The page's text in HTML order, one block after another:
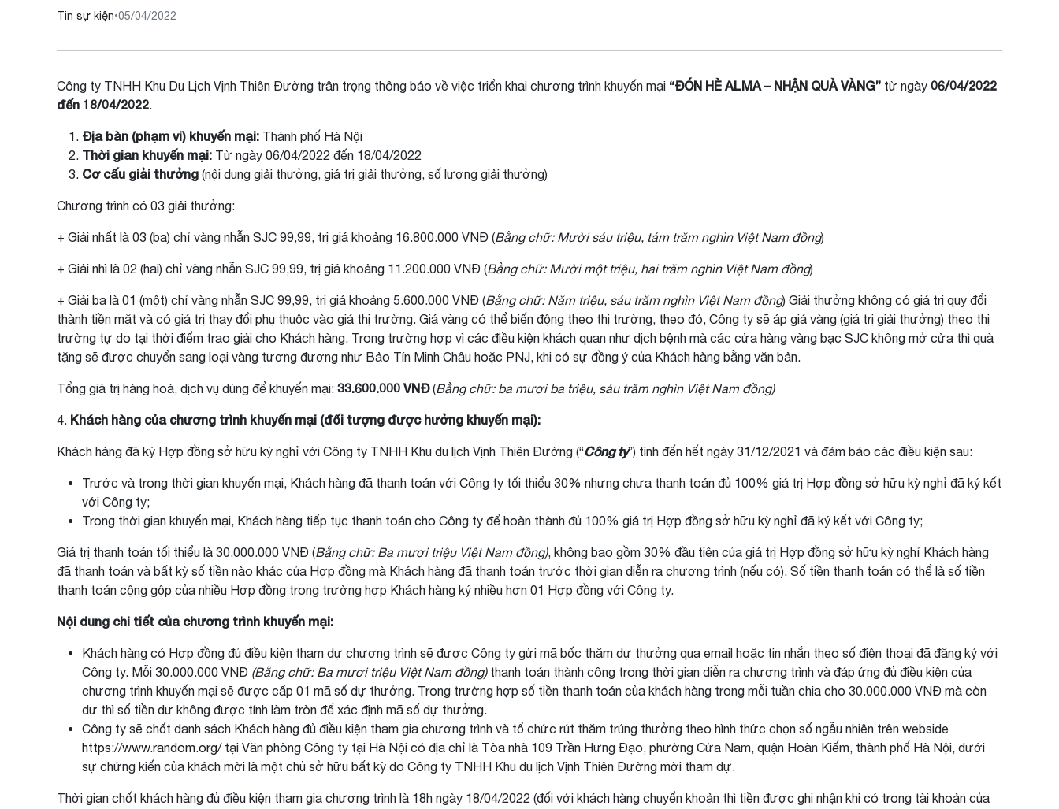
Tin sự kiện•05/04/2022
Công ty TNHH Khu Du Lịch Vịnh Thiên Đường trân trọng thông báo về việc triển khai chương trình khuyến mại “ĐÓN HÈ ALMA – NHẬN QUÀ VÀNG” từ ngày 06/04/2022
đến 18/04/2022.
Địa bàn (phạm vi) khuyến mại: Thành phố Hà Nội
Thời gian khuyến mại: Từ ngày 06/04/2022 đến 18/04/2022
Cơ cấu giải thưởng (nội dung giải thưởng, giá trị giải thưởng, số lượng giải thưởng)
Chương trình có 03 giải thưởng:
+ Giải nhất là 03 (ba) chỉ vàng nhẫn SJC 99,99, trị giá khoảng 16.800.000 VNĐ (Bằng chữ: Mười sáu triệu, tám trăm nghìn Việt Nam đồng)
+ Giải nhì là 02 (hai) chỉ vàng nhẫn SJC 99,99, trị giá khoảng 11.200.000 VNĐ (Bằng chữ: Mười một triệu, hai trăm nghìn Việt Nam đồng)
+ Giải ba là 01 (một) chỉ vàng nhẫn SJC 99,99, trị giá khoảng 5.600.000 VNĐ (Bằng chữ: Năm triệu, sáu trăm nghìn Việt Nam đồng) Giải thưởng không có giá trị quy đổi
thành tiền mặt và có giá trị thay đổi phụ thuộc vào giá thị trường. Giá vàng có thể biến động theo thị trường, theo đó, Công ty sẽ áp giá vàng (giá trị giải thưởng) theo thị
trường tự do tại thời điểm trao giải cho Khách hàng. Trong trường hợp vì các điều kiện khách quan như dịch bệnh mà các cửa hàng vàng bạc SJC không mở cửa thì quà
tặng sẽ được chuyển sang loại vàng tương đương như Bảo Tín Minh Châu hoặc PNJ, khi có sự đồng ý của Khách hàng bằng văn bản.
Tổng giá trị hàng hoá, dịch vụ dùng để khuyến mại: 33.600.000 VNĐ(Bằng chữ: ba mươi ba triệu, sáu trăm nghìn Việt Nam đồng)
4. Khách hàng của chương trình khuyến mại (đối tượng được hưởng khuyến mại):
Khách hàng đã ký Hợp đồng sở hữu kỳ nghỉ với Công ty TNHH Khu du lịch Vịnh Thiên Đường (“Công ty”) tính đến hết ngày 31/12/2021 và đảm bảo các điều kiện sau:
Trước và trong thời gian khuyến mại, Khách hàng đã thanh toán với Công ty tối thiểu 30% nhưng chưa thanh toán đủ 100% giá trị Hợp đồng sở hữu kỳ nghỉ đã ký kết
với Công ty;
Trong thời gian khuyến mại, Khách hàng tiếp tục thanh toán cho Công ty để hoàn thành đủ 100% giá trị Hợp đồng sở hữu kỳ nghỉ đã ký kết với Công ty;
Giá trị thanh toán tối thiểu là 30.000.000 VNĐ (Bằng chữ: Ba mươi triệu Việt Nam đồng), không bao gồm 30% đầu tiên của giá trị Hợp đồng sở hữu kỳ nghỉ Khách hàng
đã thanh toán và bất kỳ số tiền nào khác của Hợp đồng mà Khách hàng đã thanh toán trước thời gian diễn ra chương trình (nếu có). Số tiền thanh toán có thể là số tiền
thanh toán cộng gộp của nhiều Hợp đồng trong trường hợp Khách hàng ký nhiều hơn 01 Hợp đồng với Công ty.
Nội dung chi tiết của chương trình khuyến mại:
Khách hàng có Hợp đồng đủ điều kiện tham dự chương trình sẽ được Công ty gửi mã bốc thăm dự thưởng qua email hoặc tin nhắn theo số điện thoại đã đăng ký với
Công ty. Mỗi 30.000.000 VNĐ (Bằng chữ: Ba mươi triệu Việt Nam đồng)thanh toán thành công trong thời gian diễn ra chương trình và đáp ứng đủ điều kiện của
chương trình khuyến mại sẽ được cấp 01 mã số dự thưởng. Trong trường hợp số tiền thanh toán của khách hàng trong mỗi tuần chia cho 30.000.000 VNĐ mà còn
dư thì số tiền dư không được tính làm tròn để xác định mã số dự thưởng.
Công ty sẽ chốt danh sách Khách hàng đủ điều kiện tham gia chương trình và tổ chức rút thăm trúng thưởng theo hình thức chọn số ngẫu nhiên trên webside
https://www.random.org/tại Văn phòng Công ty tại Hà Nội có địa chỉ là Tòa nhà 109 Trần Hưng Đạo, phường Cửa Nam, quận Hoàn Kiếm, thành phố Hà Nội, dưới
sự chứng kiến của khách mời là một chủ sở hữu bất kỳ do Công ty TNHH Khu du lịch Vịnh Thiên Đường mời tham dự.
Thời gian chốt khách hàng đủ điều kiện tham gia chương trình là 18h ngày 18/04/2022 (đối với khách hàng chuyển khoản thì tiền được ghi nhận khi có trong tài khoản của